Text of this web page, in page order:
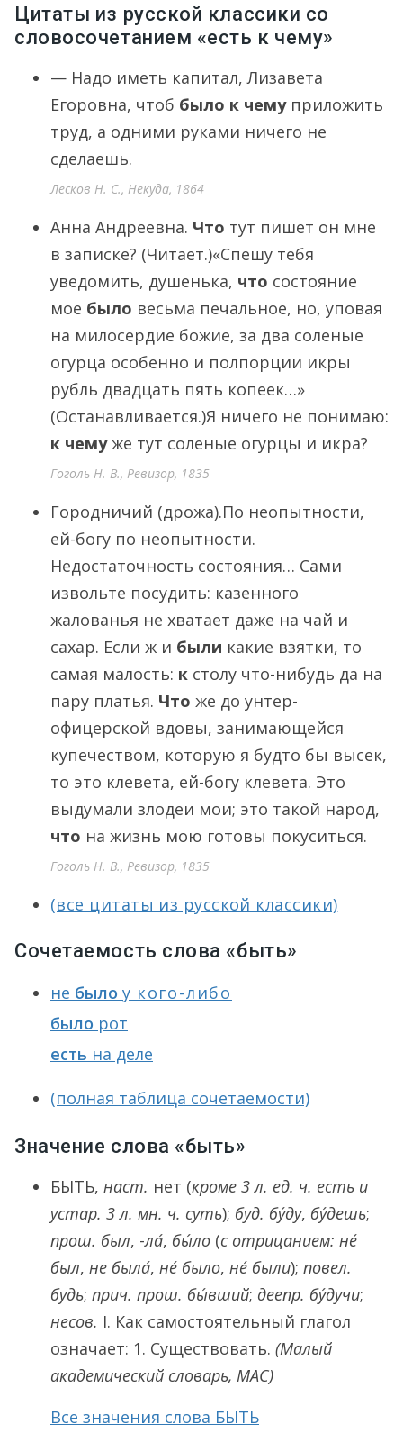
Цитаты из русской классики со
словосочетанием «есть к чему»
— Надо иметь капитал, Лизавета
Егоровна, чтоб было к чемуприложить
труд, а одними руками ничего не
сделаешь.
Лесков Н. С., Некуда, 1864
Анна Андреевна. Что тут пишет он мне
в записке? (Читает.)«Спешу тебя
уведомить, душенька, что состояние
мое было весьма печальное, но, уповая
на милосердие божие, за два соленые
огурца особенно и полпорции икры
рубль двадцать пять копеек…»
(Останавливается.)Я ничего не понимаю:
к чемуже тут соленые огурцы и икра?
Гоголь Н. В., Ревизор, 1835
Городничий (дрожа).По неопытности,
ей-богу по неопытности.
Недостаточность состояния… Сами
извольте посудить: казенного
жалованья не хватает даже на чай и
сахар. Если ж и были какие взятки, то
самая малость: к столу что-нибудь да на
пару платья. Что же до унтер-
офицерской вдовы, занимающейся
купечеством, которую я будто бы высек,
то это клевета, ей-богу клевета. Это
выдумали злодеи мои; это такой народ,
что на жизнь мою готовы покуситься.
Гоголь Н. В., Ревизор, 1835
(все цитаты из русской классики)
Сочетаемость слова «быть»
не было у кого-либо
было рот
есть на деле
(полная таблица сочетаемости)
Значение слова «быть»
БЫТЬ, наст. нет (кроме 3 л. ед. ч. есть и
устар. 3 л. мн. ч. суть); буд. бу́ду, бу́дешь;
прош. был, -ла́, бы́ло (с отрицанием: не́
был, не была́, не́ было, не́ были); повел.
будь; прич. прош. бы́вший; деепр. бу́дучи;
несов. I. Как самостоятельный глагол
означает: 1. Существовать. (Малый
академический словарь, МАС)
Все значения слова БЫТЬ